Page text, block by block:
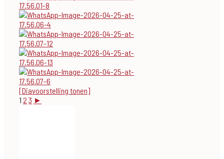
[Diavoorstelling tonen]
1 2 3 ►